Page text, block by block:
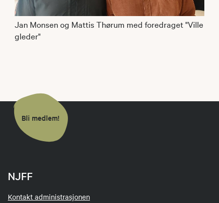
Jan Monsen og Mattis Thørum med foredraget "Ville
gleder"
Bli medlem!
NJFF
Kontakt administrasjonen